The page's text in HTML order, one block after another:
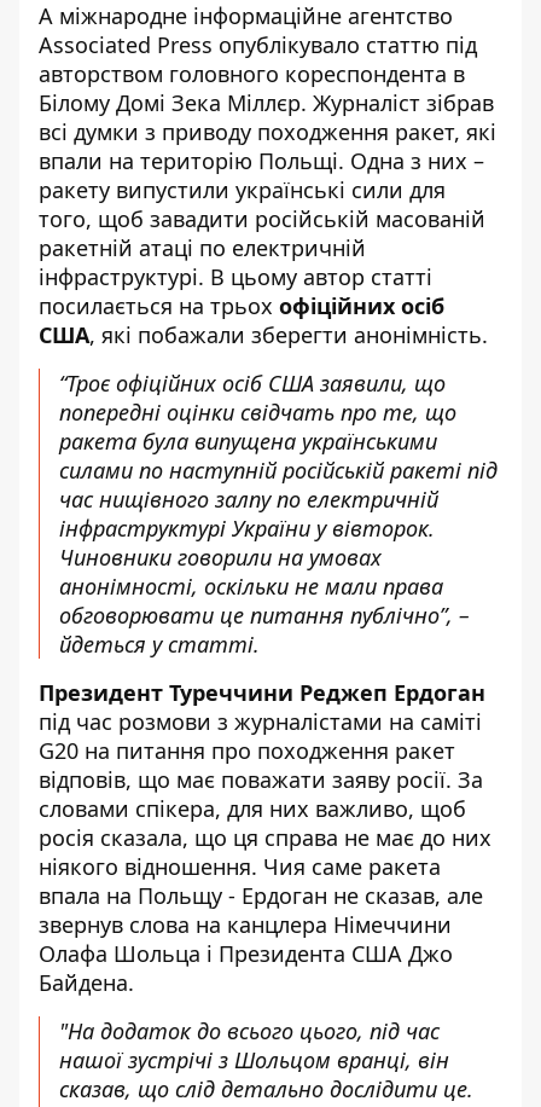
А міжнародне інформаційне агентство
Associated Press опублікувало статтю під
авторством головного кореспондента в
Білому Домі Зека Міллєр. Журналіст зібрав
всі думки з приводу походження ракет, які
впали на територію Польщі. Одна з них –
ракету випустили українські сили для
того, щоб завадити російській масованій
ракетній атаці по електричній
інфраструктурі. В цьому автор статті
посилається на трьох офіційних осіб
США, які побажали зберегти анонімність.
“Троє офіційних осіб США заявили, що
попередні оцінки свідчать про те, що
ракета була випущена українськими
силами по наступній російській ракеті під
час нищівного залпу по електричній
інфраструктурі України у вівторок.
Чиновники говорили на умовах
анонімності, оскільки не мали права
обговорювати це питання публічно”, –
йдеться у статті.
Президент Туреччини Реджеп Ердоган
під час розмови з журналістами на саміті
G20 на питання про походження ракет
відповів, що має поважати заяву росії. За
словами спікера, для них важливо, щоб
росія сказала, що ця справа не має до них
ніякого відношення. Чия саме ракета
впала на Польщу - Ердоган не сказав, але
звернув слова на канцлера Німеччини
Олафа Шольца і Президента США Джо
Байдена.
"На додаток до всього цього, під час
нашої зустрічі з Шольцом вранці, він
сказав, що слід детально дослідити це.